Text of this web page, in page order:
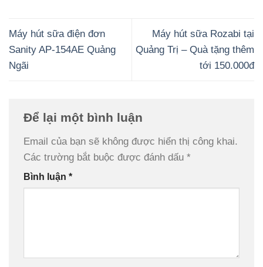
Máy hút sữa điện đơn
Sanity AP-154AE Quảng
Ngãi
Máy hút sữa Rozabi tại
Quảng Trị – Quà tặng thêm
tới 150.000đ
Để lại một bình luận
Email của bạn sẽ không được hiển thị công khai.
Các trường bắt buộc được đánh dấu *
Bình luận *